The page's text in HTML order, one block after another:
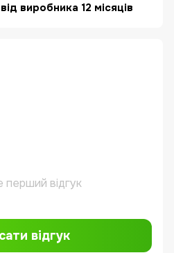
виробника 12 місяців
відгук
відгук